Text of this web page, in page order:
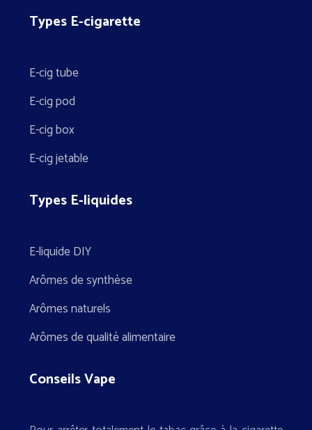
Types E-cigarette
E-cig tube
E-cig pod
E-cig box
E-cig jetable
Types E-liquides
E-liquide DIY
Arômes de synthèse
Arômes naturels
Arômes de qualité alimentaire
Conseils Vape